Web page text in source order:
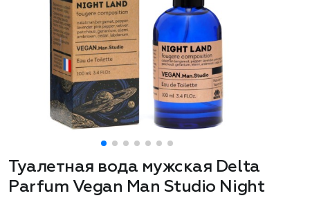
Туалетная вода мужская Delta
Parfum Vegan Man Studio Night